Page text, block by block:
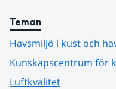
Teman
Havsmiljö i kust och
Kunskapscentrum för
Luftkvalitet